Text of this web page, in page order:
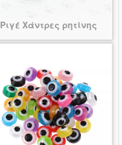
Ριγέ Χάντρες ρητίνης